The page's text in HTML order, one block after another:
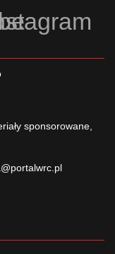
sponsorowane,